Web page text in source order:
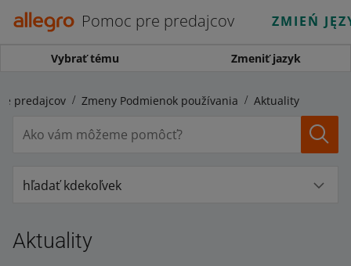
Pomoc pre predajcov ZMIEŃ
Vybrať tému Zmeniť jazyk
predajcov Zmeny Podmienok používania Aktuality
hľadať kdekoľvek
Aktuality